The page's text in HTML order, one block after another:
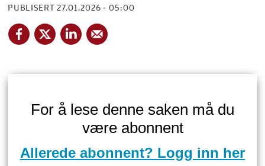
PUBLISERT 27.01.2026 - 05:00
For å lese denne saken må du
være abonnent
Allerede abonnent? Logg inn her